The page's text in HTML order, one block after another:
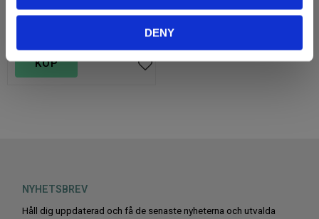
DENY
35 900KR
Lägg till i favoriter
KÖP
NYHETSBREV
Håll dig uppdaterad och få de senaste nyheterna och utvalda